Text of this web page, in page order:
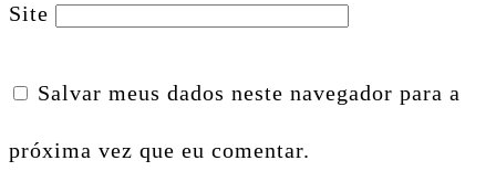
Site
Salvar meus dados neste navegador para a
próxima vez que eu comentar.